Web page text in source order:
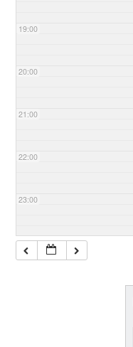
19:00
20:00
21:00
22:00
23:00